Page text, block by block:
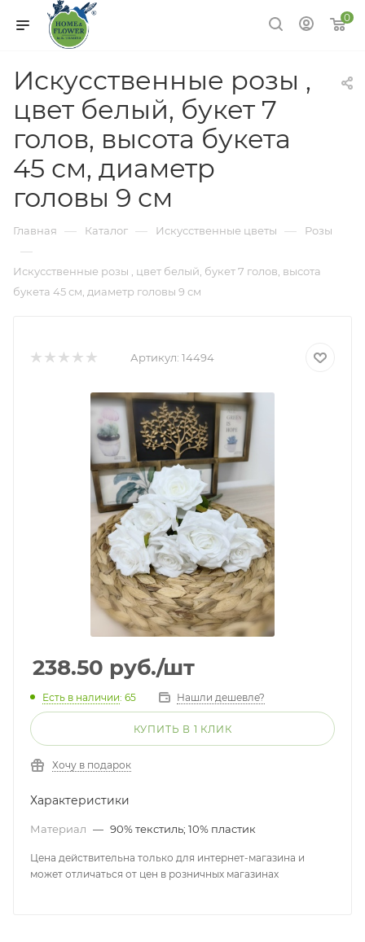
0
Искусственные розы ,
цвет белый, букет 7
голов, высота букета
45 см, диаметр
головы 9 см
Главная — Каталог — Искусственные цветы — Розы
—
Искусственные розы , цвет белый, букет 7 голов, высота
букета 45 см, диаметр головы 9 см
Артикул: 14494
238.50 руб./шт
Есть в наличии: 65 Нашли дешевле?
КУПИТЬ В 1 КЛИК
Хочу в подарок
Характеристики
Материал — 90% текстиль; 10% пластик
Цена действительна только для интернет-магазина и
может отличаться от цен в розничных магазинах